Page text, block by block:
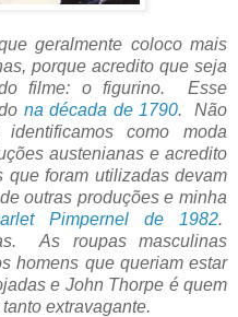
geralmente coloco mais
porque acredito que seja
filme: o figurino. Esse
na década de 1790. Não
como moda
austenianas e acredito
que foram utilizadas devam
outras produções e minha
Pimpernel de 1982.
As roupas masculinas
homens que queriam estar
e John Thorpe é quem
extravagante.